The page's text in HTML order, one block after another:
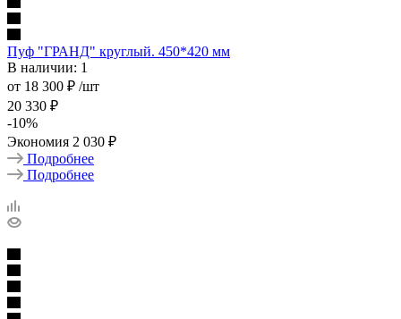
Пуф "ГРАНД" круглый. 450*420 мм
В наличии: 1
от 18 300 ₽ /шт
20 330 ₽
-10%
Экономия 2 030 ₽
Подробнее
Подробнее